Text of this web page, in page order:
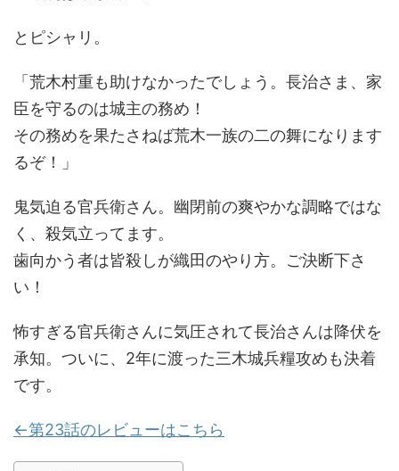
とピシャリ。
「荒木村重も助けなかったでしょう。長治さま、家
臣を守るのは城主の務め！
その務めを果たさねば荒木一族の二の舞になります
るぞ！」
鬼気迫る官兵衛さん。幽閉前の爽やかな調略ではな
く、殺気立ってます。
歯向かう者は皆殺しが織田のやり方。ご決断下さ
い！
怖すぎる官兵衛さんに気圧されて長治さんは降伏を
承知。ついに、2年に渡った三木城兵糧攻めも決着
です。
←第23話のレビューはこちら